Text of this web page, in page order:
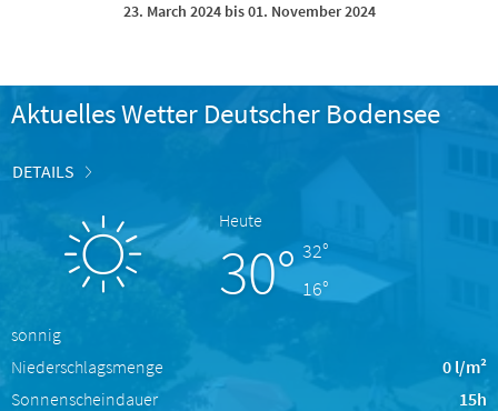
23. March 2024 bis 01. November 2024
Aktuelles Wetter Deutscher Bodensee
DETAILS
Heute
30° 32°
16°
sonnig
Niederschlagsmenge
0 l/m²
Sonnenscheindauer
15h